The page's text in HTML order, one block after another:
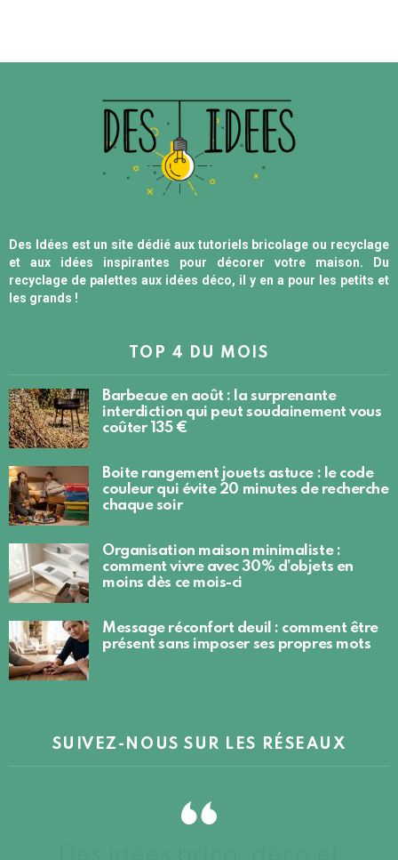
Des Idées est un site dédié aux tutoriels bricolage ou recyclage
et aux idées inspirantes pour décorer votre maison. Du
recyclage de palettes aux idées déco, il y en a pour les petits et
les grands !
TOP 4 DU MOIS
Barbecue en août : la surprenante
interdiction qui peut soudainement vous
coûter 135 €
Boite rangement jouets astuce : le code
couleur qui évite 20 minutes de recherche
chaque soir
Organisation maison minimaliste :
comment vivre avec 30% d’objets en
moins dès ce mois-ci
Message réconfort deuil : comment être
présent sans imposer ses propres mots
SUIVEZ-NOUS SUR LES RÉSEAUX